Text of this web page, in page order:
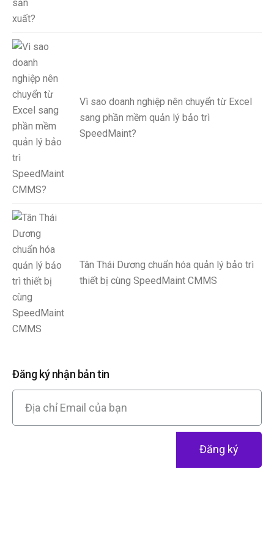
Vì sao doanh nghiệp nên chuyển từ Excel
sang phần mềm quản lý bảo trì
SpeedMaint?
Tân Thái Dương chuẩn hóa quản lý bảo trì
thiết bị cùng SpeedMaint CMMS
Đăng ký nhận bản tin
Đăng ký